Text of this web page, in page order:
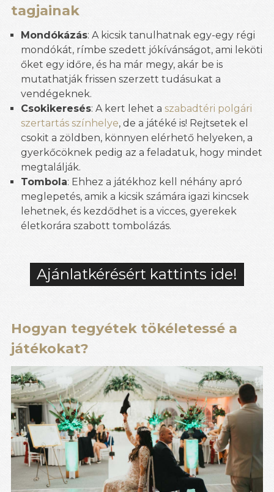
tagjainak
Mondókázás: A kicsik tanulhatnak egy-egy régi
mondókát, rímbe szedett jókívánságot, ami leköti
őket egy időre, és ha már megy, akár be is
mutathatják frissen szerzett tudásukat a
vendégeknek.
Csokikeresés: A kert lehet a szabadtéri polgári
szertartás színhelye, de a játéké is! Rejtsetek el
csokit a zöldben, könnyen elérhető helyeken, a
gyerkőcöknek pedig az a feladatuk, hogy mindet
megtalálják.
Tombola: Ehhez a játékhoz kell néhány apró
meglepetés, amik a kicsik számára igazi kincsek
lehetnek, és kezdődhet is a vicces, gyerekek
életkorára szabott tombolázás.
Ajánlatkérésért kattints ide!
Hogyan tegyétek tökéletessé a
játékokat?